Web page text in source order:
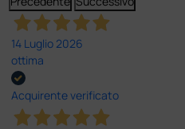
14 Luglio 2026
ottima
Acquirente verificato